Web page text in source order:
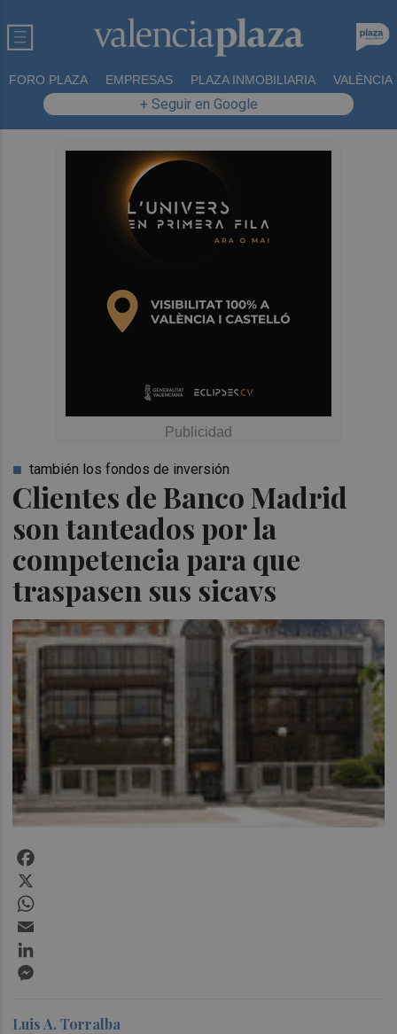
FORO PLAZA EMPRESAS PLAZA INMOBILIARIA VALÈNCIA
+ Seguir en Google
Clientes de Banco Madrid
son tanteados por la
competencia para que
traspasen sus sicavs
también los fondos de inversión
Luis A. Torralba